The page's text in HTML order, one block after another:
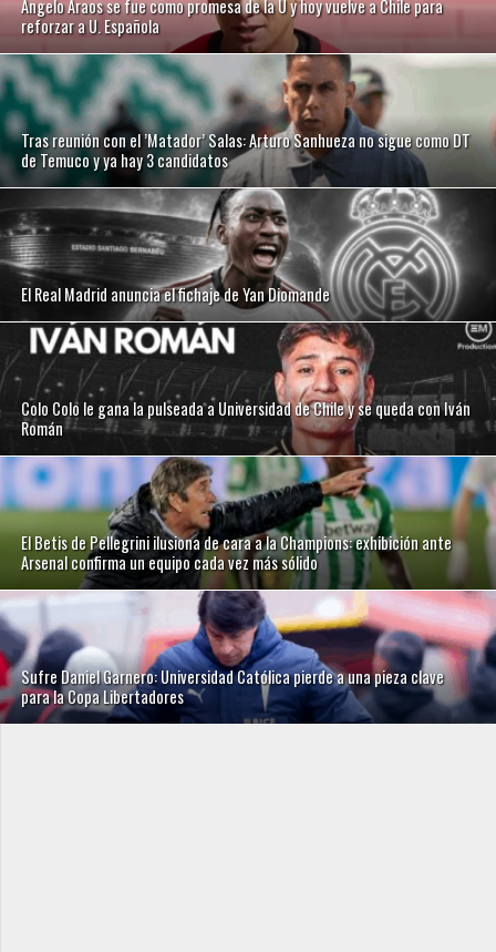
Ángelo Araos se fue como promesa de la U y hoy vuelve a Chile para
reforzar a U. Española
Tras reunión con el ’Matador’ Salas: Arturo Sanhueza no sigue como DT
de Temuco y ya hay 3 candidatos
El Real Madrid anuncia el fichaje de Yan Diomande
Colo Colo le gana la pulseada a Universidad de Chile y se queda con Iván
Román
El Betis de Pellegrini ilusiona de cara a la Champions: exhibición ante
Arsenal confirma un equipo cada vez más sólido
Sufre Daniel Garnero: Universidad Católica pierde a una pieza clave
para la Copa Libertadores